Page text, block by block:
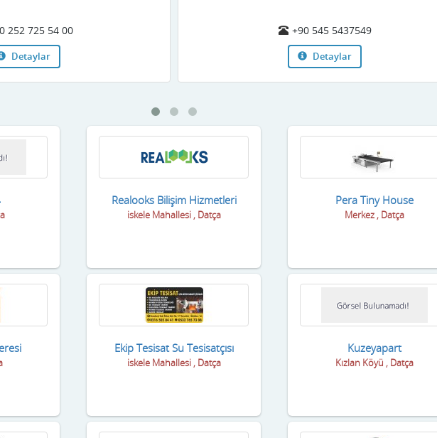
252 725 54 00
Detaylar
+90 545 5437549
Detaylar
Realooks Bilişim Hizmetleri
iskele Mahallesi , Datça
Pera Tiny House
Merkez , Datça
Ekip Tesisat Su Tesisatçısı
iskele Mahallesi , Datça
Kuzeyapart
Kızlan Köyü , Datça